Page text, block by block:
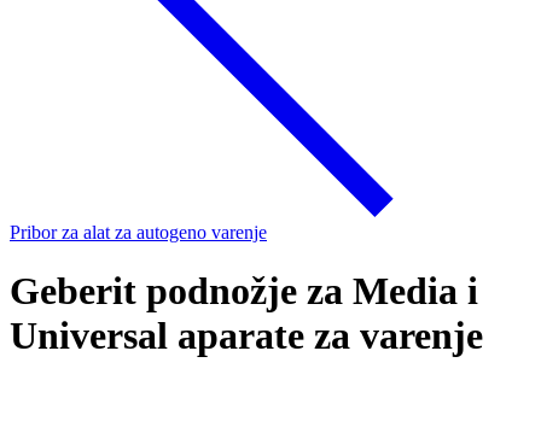
Pribor za alat za autogeno varenje
Geberit podnožje za Media i
Universal aparate za varenje